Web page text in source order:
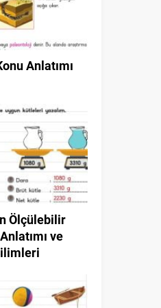
Anlatımı
Ölçülebilir
ve